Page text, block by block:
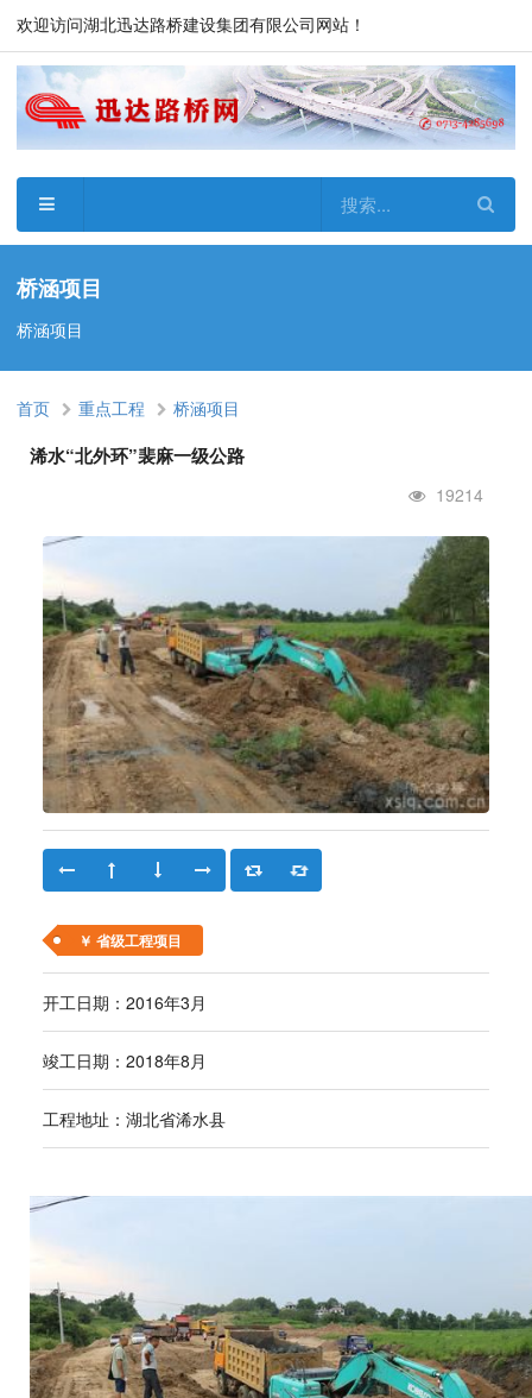
欢迎访问湖北迅达路桥建设集团有限公司网站！
桥涵项目
桥涵项目
首页 重点工程 桥涵项目
浠水“北外环”裴麻一级公路
19214
￥ 省级工程项目
开工日期：2016年3月
竣工日期：2018年8月
工程地址：湖北省浠水县